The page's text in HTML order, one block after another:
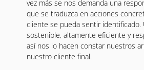
vez más se nos demanda una
que se traduzca en acciones
cliente se pueda sentir identificado.
sostenible, altamente eficiente y
así nos lo hacen constar nuestros
nuestro cliente final.